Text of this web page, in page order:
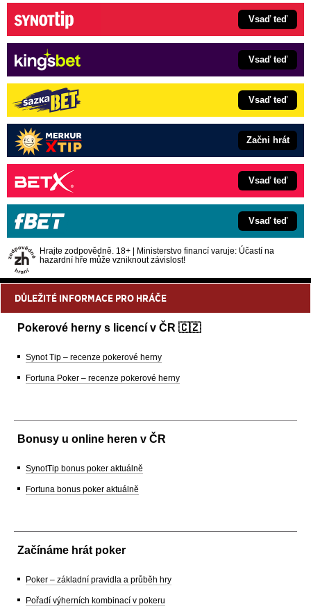
Vsaď teď
Vsaď teď
Vsaď teď
Začni hrát
Vsaď teď
Vsaď teď
Hrajte zodpovědně. 18+ | Ministerstvo financí varuje: Účastí na
hazardní hře může vzniknout závislost!
DŮLEŽITÉ INFORMACE PRO HRÁČE
Pokerové herny s licencí v ČR 🇨🇿
Synot Tip – recenze pokerové herny
Fortuna Poker – recenze pokerové herny
Bonusy u online heren v ČR
SynotTip bonus poker aktuálně
Fortuna bonus poker aktuálně
Začínáme hrát poker
Poker – základní pravidla a průběh hry
Pořadí výherních kombinací v pokeru